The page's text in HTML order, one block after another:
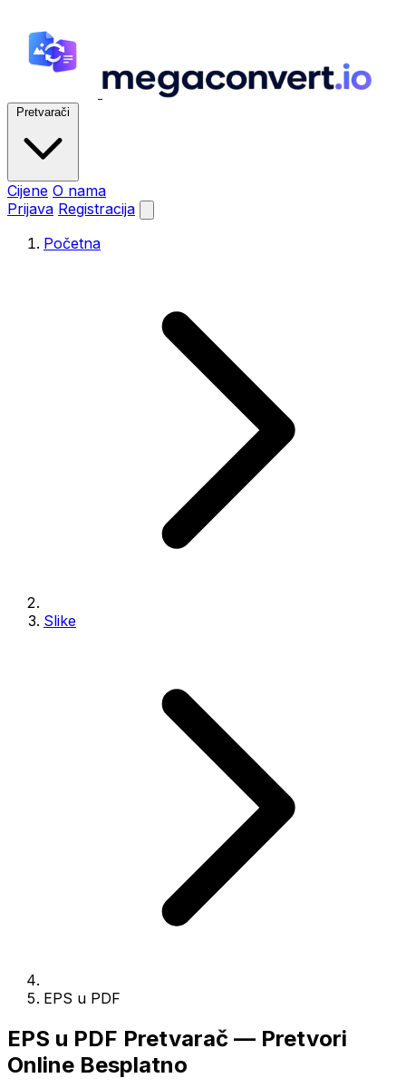
Pretvarači
Cijene O nama
Prijava Registracija
Početna
Slike
EPS u PDF
EPS u PDF Pretvarač — Pretvori
Online Besplatno